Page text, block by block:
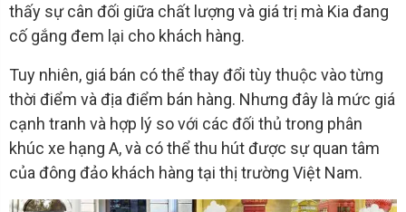
thấy sự cân đối giữa chất lượng và giá trị mà Kia đang
cố gắng đem lại cho khách hàng.
Tuy nhiên, giá bán có thể thay đổi tùy thuộc vào từng
thời điểm và địa điểm bán hàng. Nhưng đây là mức giá
cạnh tranh và hợp lý so với các đối thủ trong phân
khúc xe hạng A, và có thể thu hút được sự quan tâm
của đông đảo khách hàng tại thị trường Việt Nam.